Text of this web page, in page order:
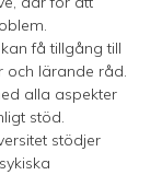
få tillgång till
och lärande råd.
alla aspekter
stöd.
stödjer